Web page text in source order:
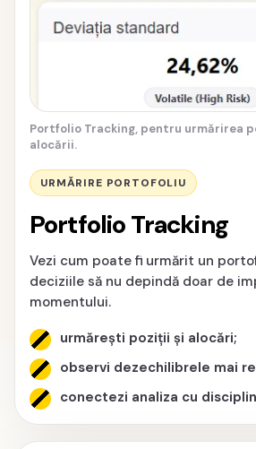
Portfolio Tracking, pentru urmărirea
alocării.
URMĂRIRE PORTOFOLIU
Portfolio Tracking
Vezi cum poate fi urmărit un
deciziile să nu depindă doar de
momentului.
urmărești poziții și alocări;
observi dezechilibrele mai
conectezi analiza cu